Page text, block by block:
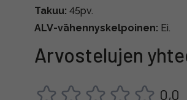
Takuu: 45pv.
ALV-vähennyskelpoinen: Ei.
Arvostelujen
0,0